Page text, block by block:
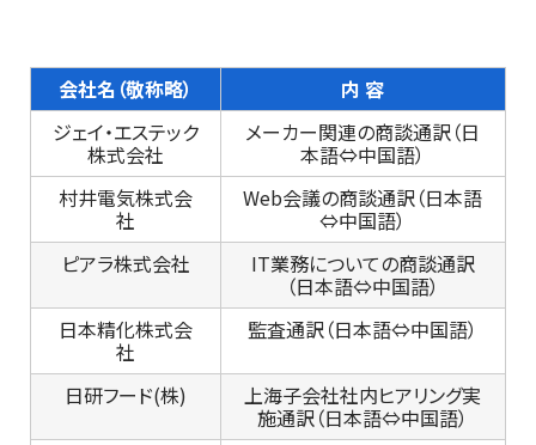
会社名（敬称略）
内 容
ジェイ・エステック
株式会社
メーカー関連の商談通訳（日
本語⇔中国語）
村井電気株式会
社
Web会議の商談通訳（日本語
⇔中国語）
ピアラ株式会社
IT業務についての商談通訳
（日本語⇔中国語）
日本精化株式会
社
監査通訳（日本語⇔中国語）
日研フード(株) 上海子会社社内ヒアリング実
施通訳（日本語⇔中国語）